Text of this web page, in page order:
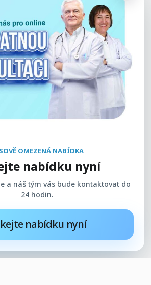
OMEZENÁ NABÍDKA
nabídku nyní
a náš tým vás bude kontaktovat do
24 hodin.
nabídku nyní